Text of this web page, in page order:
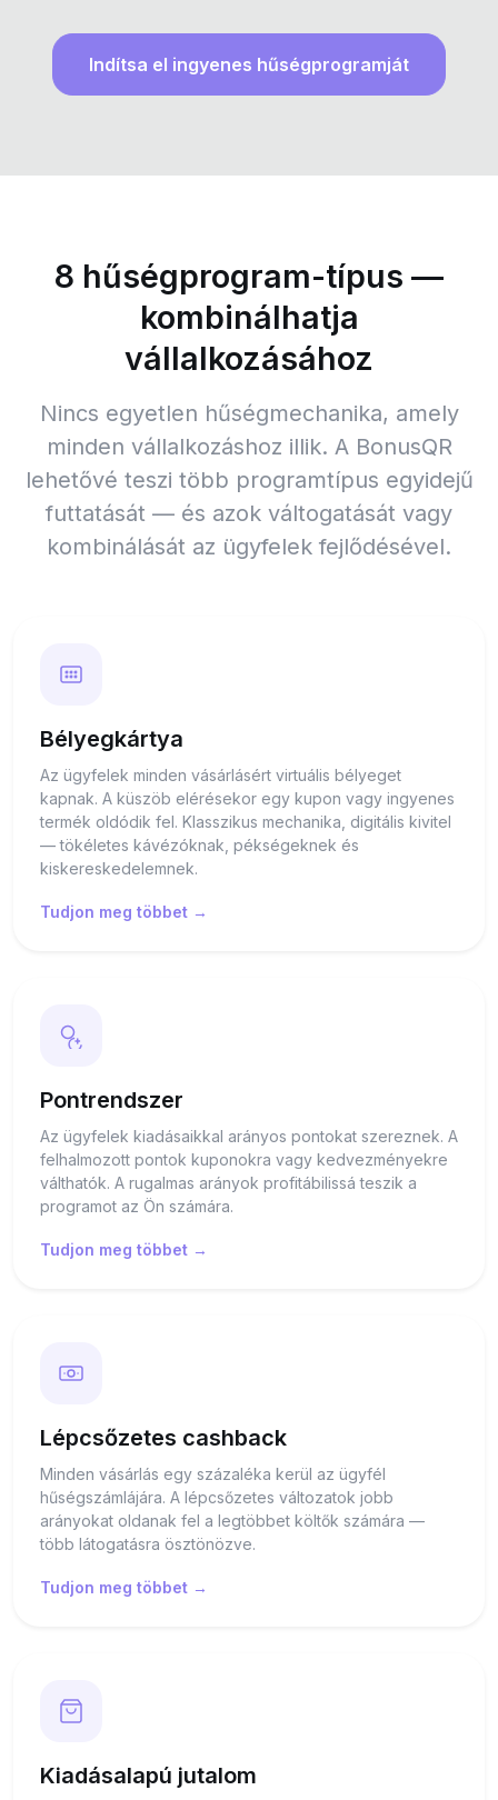
Indítsa el ingyenes hűségprogramját
8 hűségprogram-típus —
kombinálhatja
vállalkozásához
Nincs egyetlen hűségmechanika, amely
minden vállalkozáshoz illik. A BonusQR
lehetővé teszi több programtípus egyidejű
futtatását — és azok váltogatását vagy
kombinálását az ügyfelek fejlődésével.
Bélyegkártya
Az ügyfelek minden vásárlásért virtuális bélyeget
kapnak. A küszöb elérésekor egy kupon vagy ingyenes
termék oldódik fel. Klasszikus mechanika, digitális kivitel
— tökéletes kávézóknak, pékségeknek és
kiskereskedelemnek.
Tudjon meg többet →
Pontrendszer
Az ügyfelek kiadásaikkal arányos pontokat szereznek. A
felhalmozott pontok kuponokra vagy kedvezményekre
válthatók. A rugalmas arányok profitábilissá teszik a
programot az Ön számára.
Tudjon meg többet →
Lépcsőzetes cashback
Minden vásárlás egy százaléka kerül az ügyfél
hűségszámlájára. A lépcsőzetes változatok jobb
arányokat oldanak fel a legtöbbet költők számára —
több látogatásra ösztönözve.
Tudjon meg többet →
Kiadásalapú jutalom